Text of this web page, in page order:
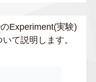
Experiment(実験)
て説明します。